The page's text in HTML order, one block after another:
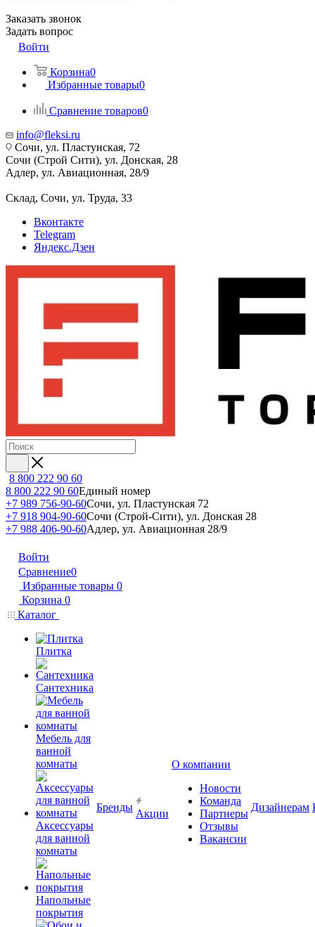
Заказать звонок
Задать вопрос
Войти
Корзина0
Избранные товары0
Сравнение товаров0
info@fleksi.ru
Сочи, ул. Пластунская, 72
Сочи (Строй Сити), ул. Донская, 28
Адлер, ул. Авиационная, 28/9
Склад, Сочи, ул. Труда, 33
Вконтакте
Telegram
Яндекс.Дзен
8 800 222 90 60
8 800 222 90 60Единый номер
+7 989 756-90-60Сочи, ул. Пластунская 72
+7 918 904-90-60Сочи (Строй-Сити), ул. Донская 28
+7 988 406-90-60Адлер, ул. Авиационная 28/9
Войти
Сравнение0
Избранные товары 0
Корзина 0
Каталог
Плитка
Сантехника
Мебель для
ванной
комнаты
Аксессуары
для ванной
комнаты
Напольные
покрытия
Бренды
Акции
О компании
Новости
Команда
Партнеры
Отзывы
Вакансии
Дизайнерам